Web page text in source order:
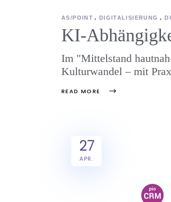
AS/POINT DIGITALISIERUNG
KI-
Im "Mittelstand
Kulturwandel – mit
READ MORE
27
APR.